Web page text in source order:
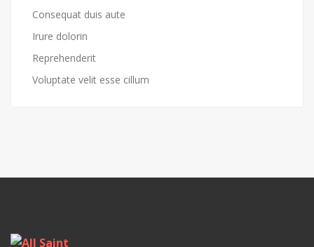
Consequat duis aute
Irure dolorin
Reprehenderit
Voluptate velit esse cillum